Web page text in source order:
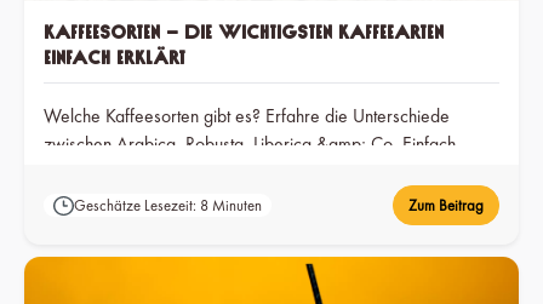
Kaffeesorten – die wichtigsten Kaffeearten
einfach erklärt
Welche Kaffeesorten gibt es? Erfahre die Unterschiede
zwischen Arabica, Robusta, Liberica &amp; Co. Einfach
Geschätze Lesezeit: 8 Minuten Zum Beitrag